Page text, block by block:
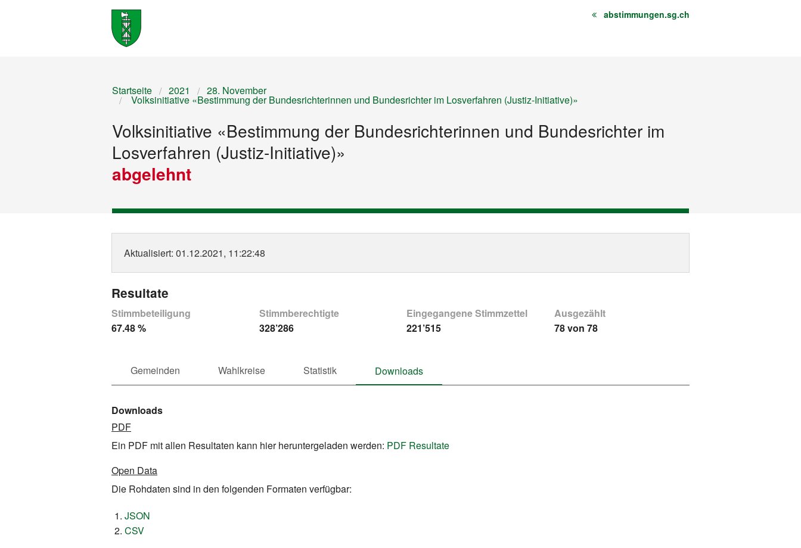
abstimmungen.sg.ch
Startseite 2021 28. November
Volksinitiative «Bestimmung der Bundesrichterinnen und Bundesrichter im Losverfahren (Justiz-Initiative)»
Volksinitiative «Bestimmung der Bundesrichterinnen und Bundesrichter im
Losverfahren (Justiz-Initiative)»
abgelehnt
Aktualisiert: 01.12.2021, 11:22:48
Resultate
Stimmbeteiligung
67.48 %
Stimmberechtigte
328’286
Eingegangene Stimmzettel
221’515
Ausgezählt
78 von 78
Gemeinden Wahlkreise Statistik Downloads
Downloads
PDF
Ein PDF mit allen Resultaten kann hier heruntergeladen werden: PDF Resultate
Open Data
Die Rohdaten sind in den folgenden Formaten verfügbar:
JSON
CSV